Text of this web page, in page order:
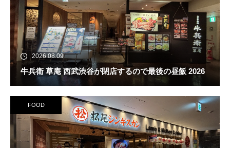
2026.08.09
牛兵衛 草庵 西武渋谷が閉店するので最後の昼飯 2026
FOOD